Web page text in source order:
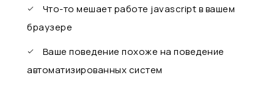
Что-то мешает работе javascript в вашем
браузере
Ваше поведение похоже на поведение
автоматизированных систем